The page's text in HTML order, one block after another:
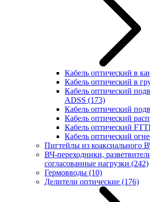
Кабель оптический в
Кабель оптический в
Кабель оптический
ADSS (173)
Кабель оптический
Кабель оптический
Кабель оптический
Кабель оптический
Пигтейлы из коаксиального
ВЧ-переходники,
согласованные нагрузки (242)
Гермовводы (10)
Делители оптические (176)